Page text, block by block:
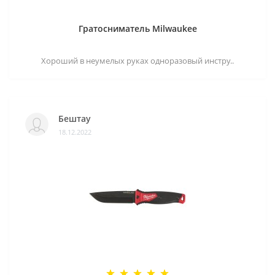
Гратосниматель Milwaukee
Хороший в неумелых руках одноразовый инстру..
Бештау
18.12.2022